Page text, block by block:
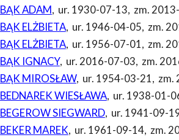
BĄK ADAM, ur. 1930-07-13, zm.
BĄK ELŻBIETA, ur. 1946-04-05, zm.
BĄK ELŻBIETA, ur. 1956-07-01, zm.
BĄK IGNACY, ur. 2016-07-03, zm.
BĄK MIROSŁAW, ur. 1954-03-21, zm.
BEDNAREK WIESŁAWA, ur. 1938-01-
BEGEROW SIEGWARD, ur. 1941-09-
BEKER MAREK, ur. 1961-09-14, zm.